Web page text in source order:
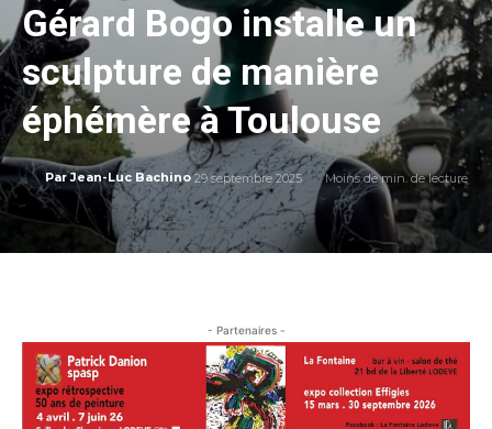
Gérard Bogo installe un
sculpture de manière
éphémère à Toulouse
Par Jean-Luc Bachino 29 septembre 2025 Moins demin. de lecture
- Partenaires -